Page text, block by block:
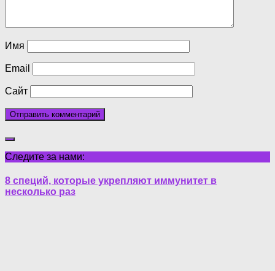
Имя
Email
Сайт
Следите за нами:
8 специй, которые укрепляют иммунитет в
несколько раз